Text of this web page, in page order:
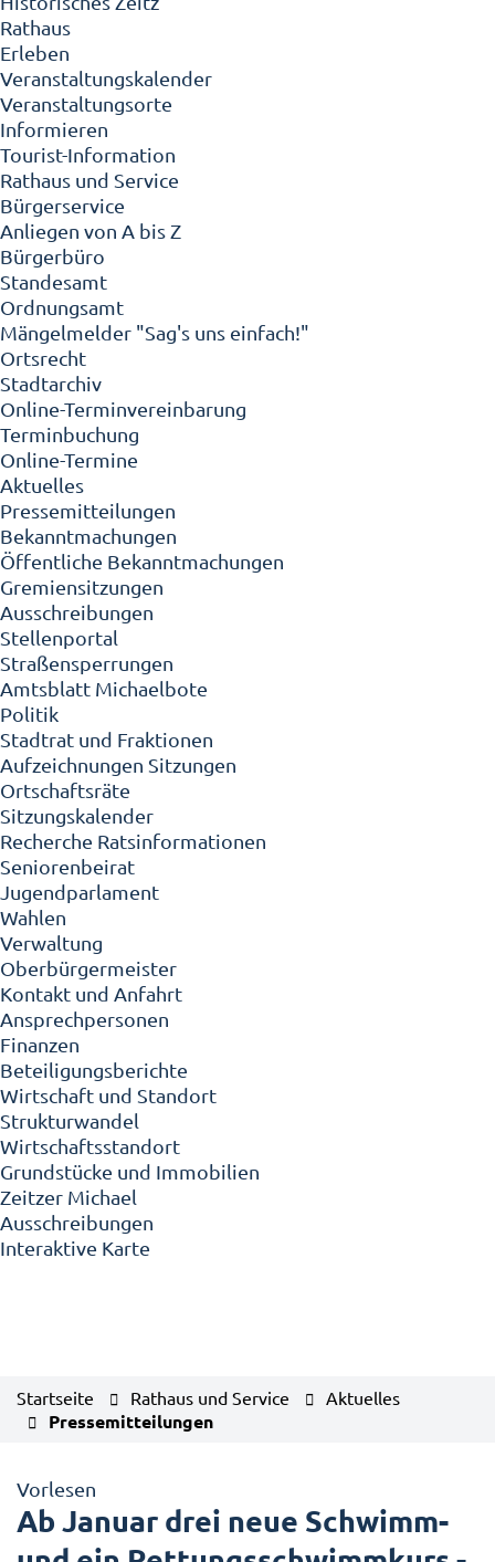
Rathaus
Erleben
Veranstaltungskalender
Veranstaltungsorte
Informieren
Tourist-Information
Rathaus und Service
Bürgerservice
Anliegen von A bis Z
Bürgerbüro
Standesamt
Ordnungsamt
Mängelmelder "Sag's uns einfach!"
Ortsrecht
Stadtarchiv
Online-Terminvereinbarung
Terminbuchung
Online-Termine
Aktuelles
Pressemitteilungen
Bekanntmachungen
Öffentliche Bekanntmachungen
Gremiensitzungen
Ausschreibungen
Stellenportal
Straßensperrungen
Amtsblatt Michaelbote
Politik
Stadtrat und Fraktionen
Aufzeichnungen Sitzungen
Ortschaftsräte
Sitzungskalender
Recherche Ratsinformationen
Seniorenbeirat
Jugendparlament
Wahlen
Verwaltung
Oberbürgermeister
Kontakt und Anfahrt
Ansprechpersonen
Finanzen
Beteiligungsberichte
Wirtschaft und Standort
Strukturwandel
Wirtschaftsstandort
Grundstücke und Immobilien
Zeitzer Michael
Ausschreibungen
Interaktive Karte
Startseite Rathaus und Service Aktuelles
Pressemitteilungen
Vorlesen
Ab Januar drei neue Schwimm-